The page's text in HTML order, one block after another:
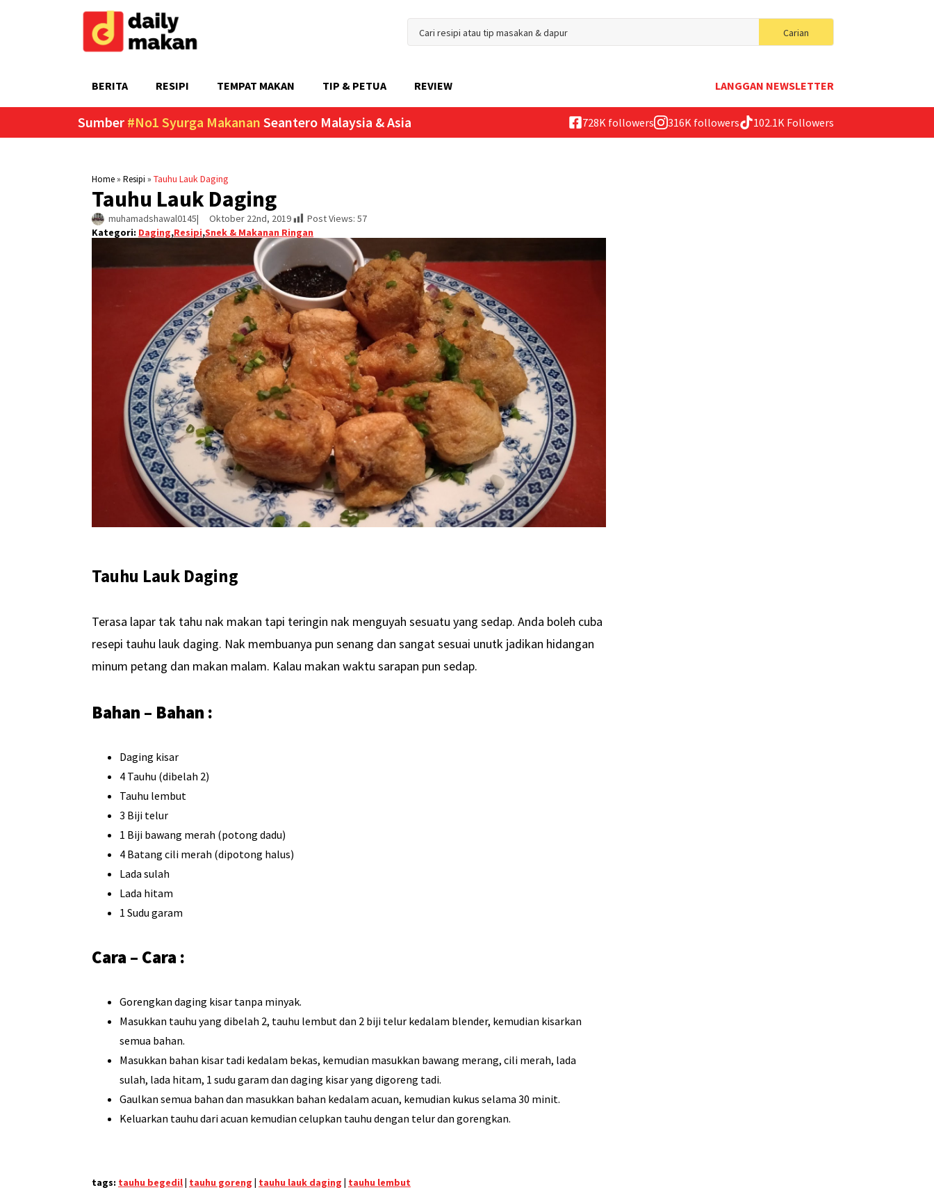
Carian
for:
BERITA RESIPI TEMPAT MAKAN TIP & PETUA REVIEW LANGGAN NEWSLETTER
Sumber #No1 Syurga Makanan Seantero Malaysia & Asia 728K followers 316K followers 102.1K Followers
Home» Resipi » Tauhu Lauk Daging
Tauhu Lauk Daging
muhamadshawal0145| Oktober 22nd, 2019 Post Views: 57
Kategori: Daging,Resipi,Snek & Makanan Ringan
Tauhu Lauk Daging
Terasa lapar tak tahu nak makan tapi teringin nak menguyah sesuatu yang sedap. Anda boleh cuba
resepi tauhu lauk daging. Nak membuanya pun senang dan sangat sesuai unutk jadikan hidangan
minum petang dan makan malam. Kalau makan waktu sarapan pun sedap.
Bahan – Bahan :
Daging kisar
4 Tauhu (dibelah 2)
Tauhu lembut
3 Biji telur
1 Biji bawang merah (potong dadu)
4 Batang cili merah (dipotong halus)
Lada sulah
Lada hitam
1 Sudu garam
Cara – Cara :
Gorengkan daging kisar tanpa minyak.
Masukkan tauhu yang dibelah 2, tauhu lembut dan 2 biji telur kedalam blender, kemudian kisarkan
semua bahan.
Masukkan bahan kisar tadi kedalam bekas, kemudian masukkan bawang merang, cili merah, lada
sulah, lada hitam, 1 sudu garam dan daging kisar yang digoreng tadi.
Gaulkan semua bahan dan masukkan bahan kedalam acuan, kemudian kukus selama 30 minit.
Keluarkan tauhu dari acuan kemudian celupkan tauhu dengan telur dan gorengkan.
tags: tauhu begedil| tauhu goreng | tauhu lauk daging | tauhu lembut